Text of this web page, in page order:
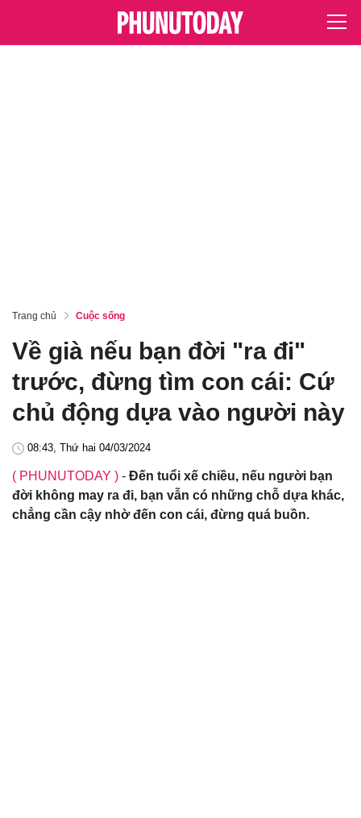
Trang chủ Cuộc sống
Về già nếu bạn đời "ra đi"
trước, đừng tìm con cái: Cứ
chủ động dựa vào người này
08:43, Thứ hai 04/03/2024
( PHUNUTODAY ) - Đến tuổi xế chiều, nếu người bạn
đời không may ra đi, bạn vẫn có những chỗ dựa khác,
chẳng cần cậy nhờ đến con cái, đừng quá buồn.